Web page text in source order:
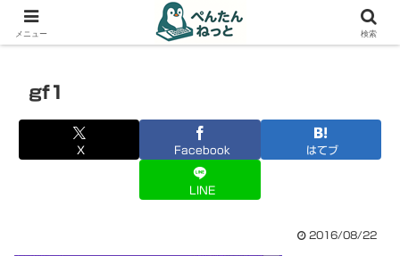
PCやガジェットの備忘録
gf1
X Facebook はてブ
LINE
2016/08/22
メニュー 検索